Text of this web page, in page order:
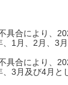
具合により、
1月、2月、3
具合により、
3月及び4月